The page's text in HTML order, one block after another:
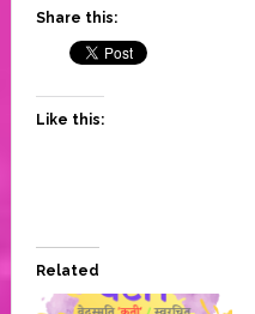
Share this:
Like this:
Related